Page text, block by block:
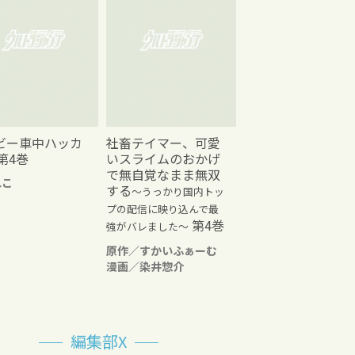
ー車中ハッカ
4巻
社畜テイマー、可愛
いスライムのおかげ
で無自覚なまま無双
する～うっかり国内トッ
プの配信に映り込んで最
強がバレました～ 第4巻
原作／すかいふぁーむ
漫画／染井惣介
編集部X